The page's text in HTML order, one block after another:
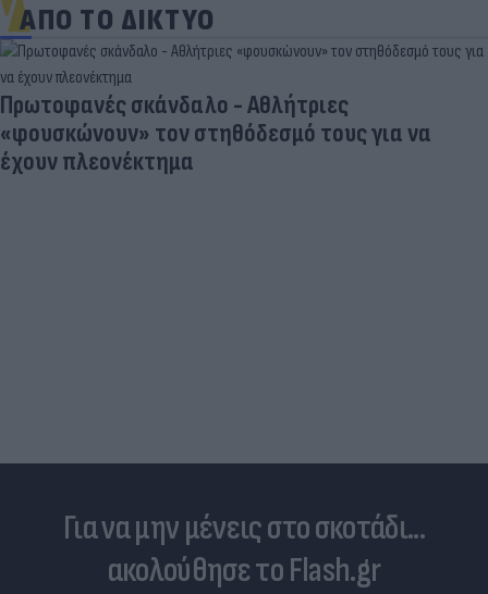
ΑΠΟ ΤΟ ΔΙΚΤΥΟ
Πρωτοφανές σκάνδαλο - Aθλήτριες
«φουσκώνουν» τον στηθόδεσμό τους για να
έχουν πλεονέκτημα
Για να μην μένεις στο σκοτάδι...
ακολούθησε το Flash.gr